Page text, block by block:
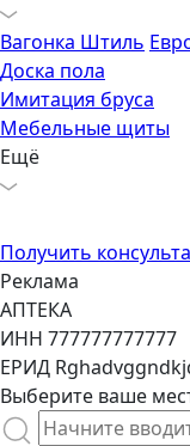
Вагонка Штиль
Доска пола
Имитация бруса
Мебельные щиты
Ещё
Получить
Реклама
АПТЕКА
ИНН 777777777777
ЕРИД
Выберите ваше